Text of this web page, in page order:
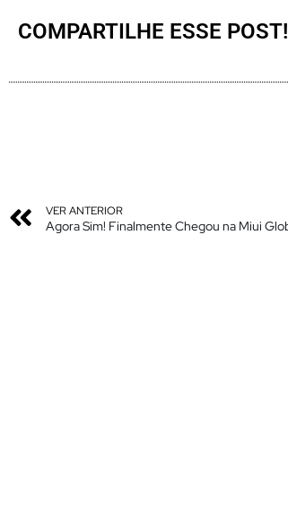
COMPARTILHE ESSE POST!
VER ANTERIOR